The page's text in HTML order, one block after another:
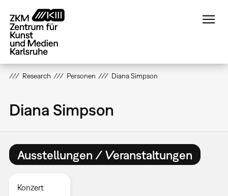
zum
Inhalt
Research Personen Diana Simpson
Diana Simpson
Ausstellungen / Veranstaltungen
Konzert